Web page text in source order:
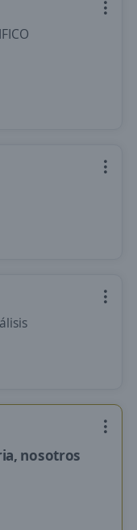
nosotros